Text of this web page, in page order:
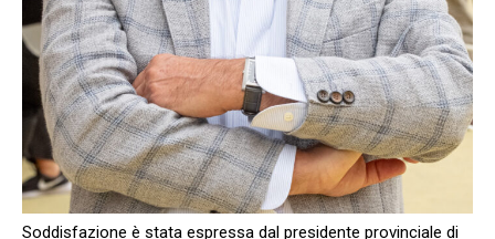
Soddisfazione è stata espressa dal presidente provinciale di